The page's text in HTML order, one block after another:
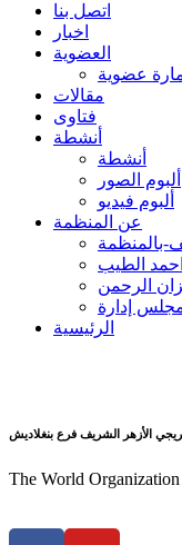
اتصل بنا
اخبار
العضوية
عضوية
مقالات
فتاوى
أنشطة
أنشطة
ألبوم الصور
ألبوم فيديو
عن المنظمة
بالمنظمة
احمد الطيب
الرحمن
إدارة
الرئيسية
الأزهر الشريف فرع بنغلاديش
The World